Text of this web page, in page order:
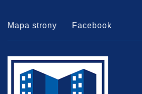
Mapa strony Facebook